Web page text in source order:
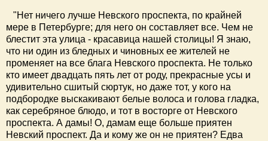
"Нет ничего лучше Невского проспекта, по крайней
мере в Петербурге; для него он составляет все. Чем не
блестит эта улица - красавица нашей столицы! Я знаю,
что ни один из бледных и чиновных ее жителей не
променяет на все блага Невского проспекта. Не только
кто имеет двадцать пять лет от роду, прекрасные усы и
удивительно сшитый сюртук, но даже тот, у кого на
подбородке выскакивают белые волоса и голова гладка,
как серебряное блюдо, и тот в восторге от Невского
проспекта. А дамы! О, дамам еще больше приятен
Невский проспект. Да и кому же он не приятен? Едва